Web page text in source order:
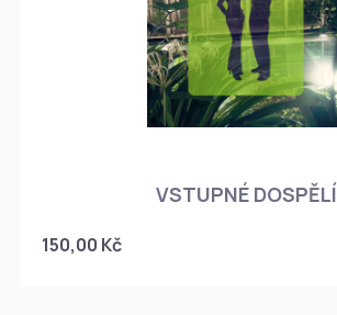
VSTUPNÉ DOSPĚLÍ
150,00 Kč